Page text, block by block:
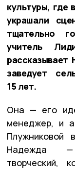
культуры, где
украшали
тщательно
учитель
заведует
15 лет.
Она — его
менеджер, и
Плужниковой
Надежда —
творческий,